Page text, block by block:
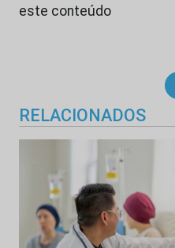
este conteúdo
RELACIONADOS